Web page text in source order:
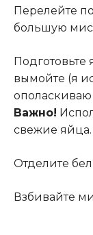
Перелейте
большую
Подготовьте
вымойте (я
Важно!
свежие яйца.
Отделите
Взбивайте